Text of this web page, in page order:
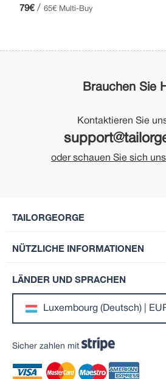
79€ / 65€ Multi-Buy
Brauchen Sie
Kontaktieren Sie
oder schauen Sie sich
TAILORGEORGE
NÜTZLICHE INFORMATIONEN
LÄNDER UND SPRACHEN
Luxembourg (Deutsch) |
Sicher zahlen mit